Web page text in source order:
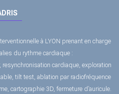
à LYON prenant en charge
du rythme cardiaque :
cardiaque, exploration
tilt test, ablation par radiofréquence
cartographie 3D, fermeture d’auricule.